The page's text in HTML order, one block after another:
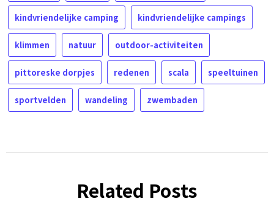
kindvriendelijke camping kindvriendelijke campings
klimmen natuur outdoor-activiteiten
pittoreske dorpjes redenen scala speeltuinen
sportvelden wandeling zwembaden
Related Posts